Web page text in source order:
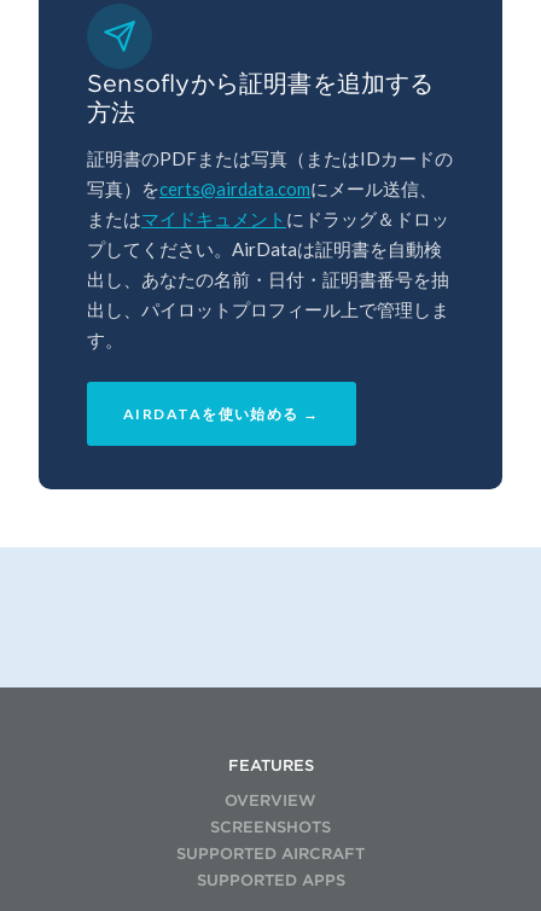
Sensoflyから証明書を追加する
方法
証明書のPDFまたは写真（またはIDカードの
写真）をcerts@airdata.comにメール送信、
またはマイドキュメント にドラッグ＆ドロッ
プしてください。AirDataは証明書を自動検
出し、あなたの名前・日付・証明書番号を抽
出し、パイロットプロフィール上で管理しま
す。
AIRDATAを使い始める →
FEATURES
OVERVIEW
SCREENSHOTS
SUPPORTED AIRCRAFT
SUPPORTED APPS